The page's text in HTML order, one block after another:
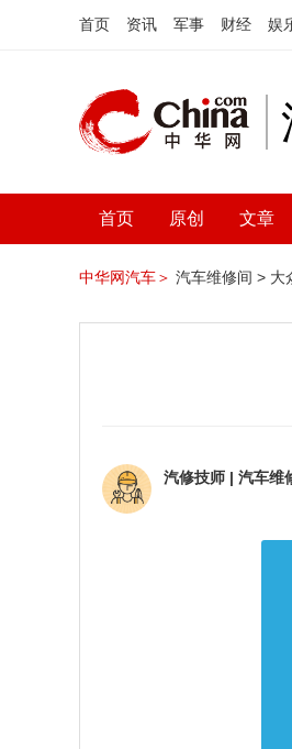
首页 资讯 军事 财经 娱
首页 原创 文章
中华网汽车＞ 汽车维修间 > 大
汽修技师 | 汽车维